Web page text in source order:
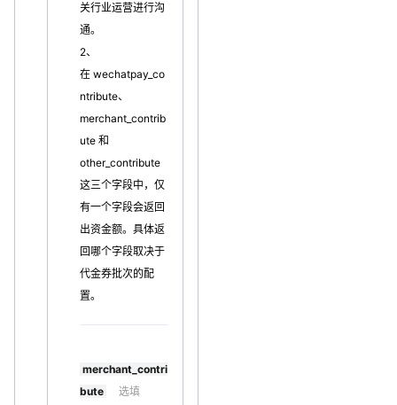
关行业运营进行沟
通。
2、
在 wechatpay_co
ntribute、
merchant_contrib
ute 和
other_contribute
这三个字段中，仅
有一个字段会返回
出资金额。具体返
回哪个字段取决于
代金券批次的配
置。
merchant_contri
bute
选填